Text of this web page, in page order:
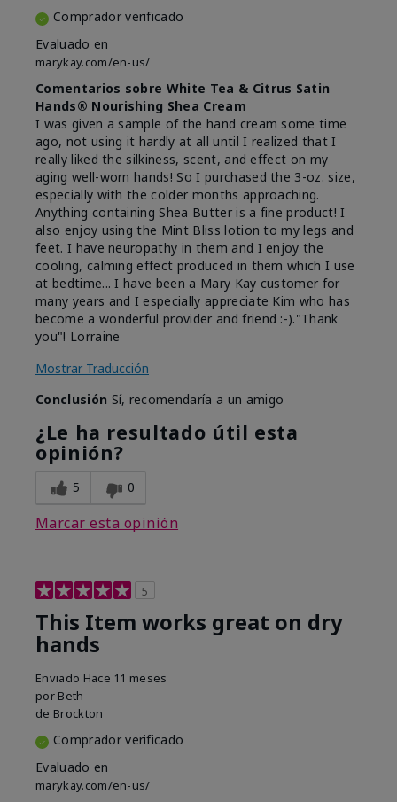
Comprador verificado
Evaluado en
marykay.com/en-us/
Comentarios sobre White Tea & Citrus Satin
Hands® Nourishing Shea Cream
I was given a sample of the hand cream some time
ago, not using it hardly at all until I realized that I
really liked the silkiness, scent, and effect on my
aging well-worn hands! So I purchased the 3-oz. size,
especially with the colder months approaching.
Anything containing Shea Butter is a fine product! I
also enjoy using the Mint Bliss lotion to my legs and
feet. I have neuropathy in them and I enjoy the
cooling, calming effect produced in them which I use
at bedtime... I have been a Mary Kay customer for
many years and I especially appreciate Kim who has
become a wonderful provider and friend :-)."Thank
you"! Lorraine
Mostrar Traducción
Conclusión Sí, recomendaría a un amigo
¿Le ha resultado útil esta
opinión?
5 0
Marcar esta opinión
5
This Item works great on dry
hands
Enviado Hace 11 meses
por Beth
de Brockton
Comprador verificado
Evaluado en
marykay.com/en-us/